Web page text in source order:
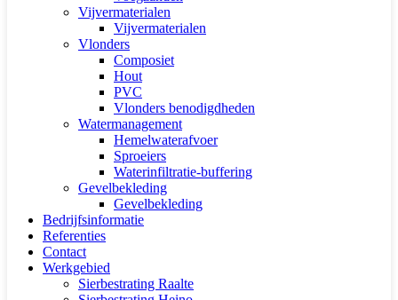
Vijvermaterialen
Vijvermaterialen
Vlonders
Composiet
Hout
PVC
Vlonders benodigdheden
Watermanagement
Hemelwaterafvoer
Sproeiers
Waterinfiltratie-buffering
Gevelbekleding
Gevelbekleding
Bedrijfsinformatie
Referenties
Contact
Werkgebied
Sierbestrating Raalte